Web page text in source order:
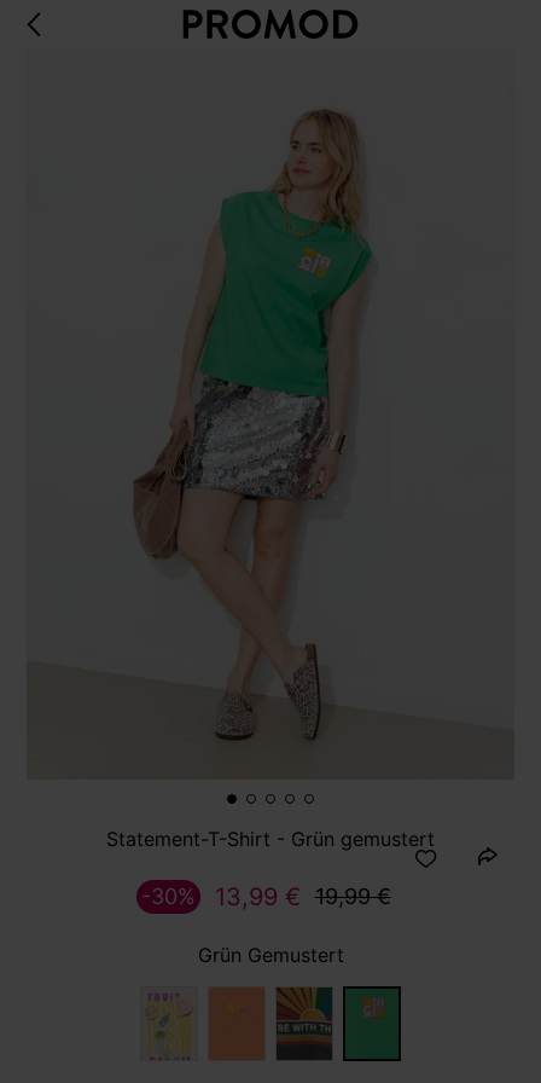
Statement-T-Shirt - Grün gemustert
13,99 € 19,99 €
-30%
Grün Gemustert